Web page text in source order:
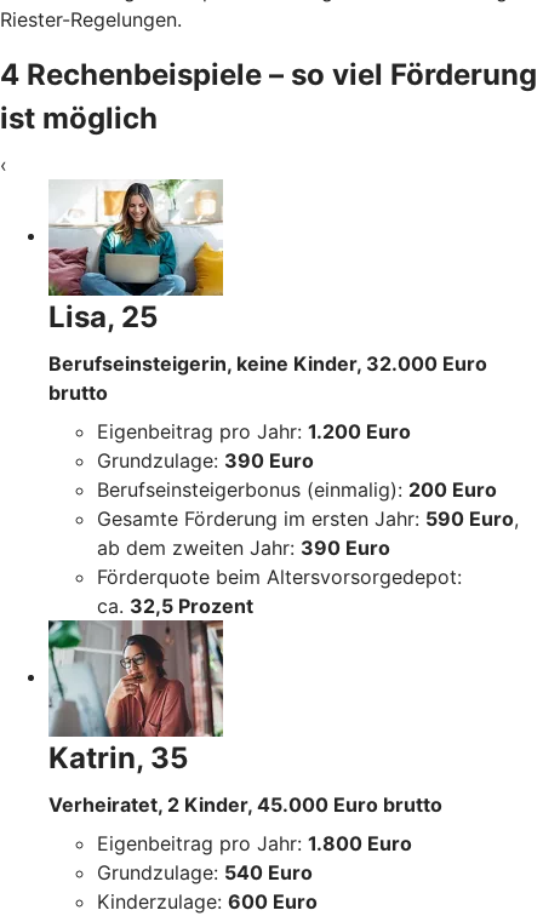
Riester-Regelungen.
4 Rechenbeispiele – so viel Förderung
ist möglich
‹
Lisa, 25
Berufseinsteigerin, keine Kinder, 32.000 Euro
brutto
Eigenbeitrag pro Jahr: 1.200 Euro
Grundzulage: 390 Euro
Berufseinsteigerbonus (einmalig): 200 Euro
Gesamte Förderung im ersten Jahr: 590 Euro,
ab dem zweiten Jahr: 390 Euro
Förderquote beim Altersvorsorgedepot:
ca. 32,5 Prozent
Katrin, 35
Verheiratet, 2 Kinder, 45.000 Euro brutto
Eigenbeitrag pro Jahr: 1.800 Euro
Grundzulage: 540 Euro
Kinderzulage: 600 Euro